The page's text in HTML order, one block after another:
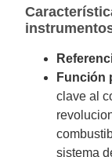
Función
clave al
sistema